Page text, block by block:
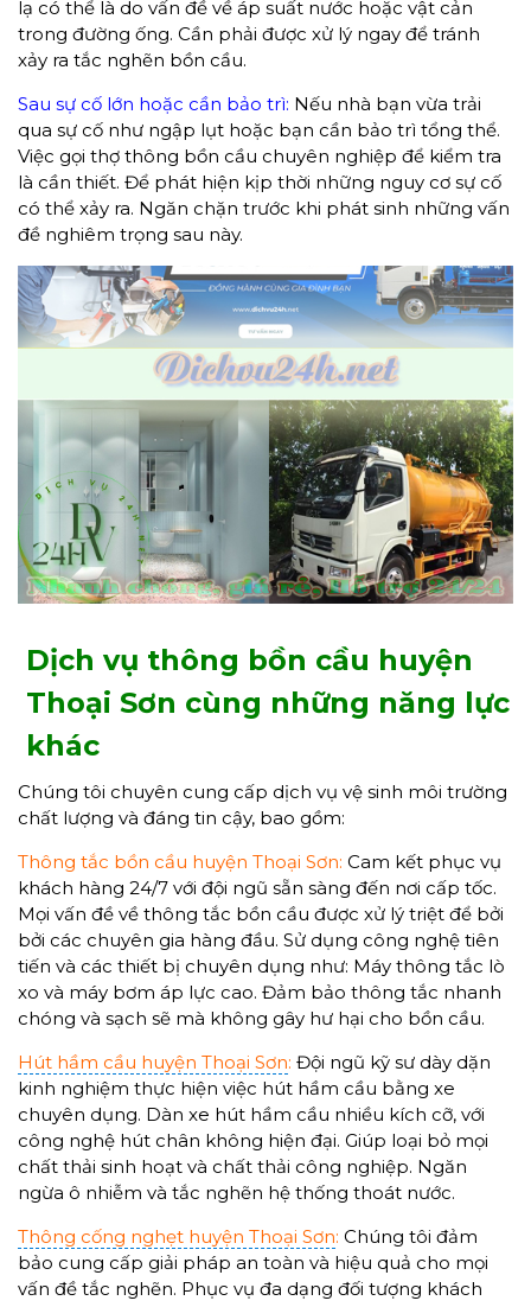
lạ có thể là do vấn đề về áp suất nước hoặc vật cản
trong đường ống. Cần phải được xử lý ngay để tránh
xảy ra tắc nghẽn bồn cầu.
Sau sự cố lớn hoặc cần bảo trì: Nếu nhà bạn vừa trải
qua sự cố như ngập lụt hoặc bạn cần bảo trì tổng thể.
Việc gọi thợ thông bồn cầu chuyên nghiệp để kiểm tra
là cần thiết. Để phát hiện kịp thời những nguy cơ sự cố
có thể xảy ra. Ngăn chặn trước khi phát sinh những vấn
đề nghiêm trọng sau này.
Dịch vụ thông bồn cầu huyện
Thoại Sơn cùng những năng lực
khác
Chúng tôi chuyên cung cấp dịch vụ vệ sinh môi trường
chất lượng và đáng tin cậy, bao gồm:
Thông tắc bồn cầu huyện Thoại Sơn: Cam kết phục vụ
khách hàng 24/7 với đội ngũ sẵn sàng đến nơi cấp tốc.
Mọi vấn đề về thông tắc bồn cầu được xử lý triệt để bởi
bởi các chuyên gia hàng đầu. Sử dụng công nghệ tiên
tiến và các thiết bị chuyên dụng như: Máy thông tắc lò
xo và máy bơm áp lực cao. Đảm bảo thông tắc nhanh
chóng và sạch sẽ mà không gây hư hại cho bồn cầu.
Hút hầm cầu huyện Thoại Sơn: Đội ngũ kỹ sư dày dặn
kinh nghiệm thực hiện việc hút hầm cầu bằng xe
chuyên dụng. Dàn xe hút hầm cầu nhiều kích cỡ, với
công nghệ hút chân không hiện đại. Giúp loại bỏ mọi
chất thải sinh hoạt và chất thải công nghiệp. Ngăn
ngừa ô nhiễm và tắc nghẽn hệ thống thoát nước.
Thông cống nghẹt huyện Thoại Sơn: Chúng tôi đảm
bảo cung cấp giải pháp an toàn và hiệu quả cho mọi
vấn đề tắc nghẽn. Phục vụ đa dạng đối tượng khách